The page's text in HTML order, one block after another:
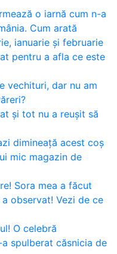
o iarnă cum n-a
Cum arată
ianuarie și februarie
pentru a afla ce este
vechituri, dar nu am
și tot nu a reușit să
dimineață acest coș
mic magazin de
Sora mea a făcut
observat! Vezi de ce
O celebră
spulberat căsnicia de